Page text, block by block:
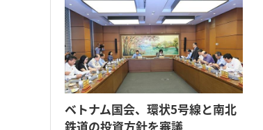
ベトナム国会、環状5号線と南北
鉄道の投資方針を審議